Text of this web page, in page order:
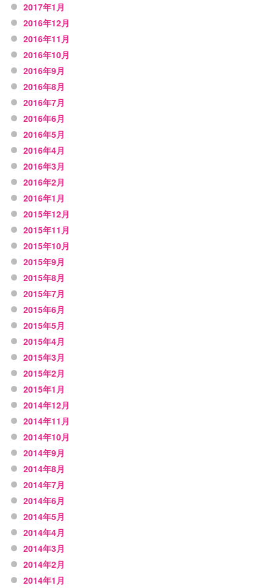
2017年1月
2016年12月
2016年11月
2016年10月
2016年9月
2016年8月
2016年7月
2016年6月
2016年5月
2016年4月
2016年3月
2016年2月
2016年1月
2015年12月
2015年11月
2015年10月
2015年9月
2015年8月
2015年7月
2015年6月
2015年5月
2015年4月
2015年3月
2015年2月
2015年1月
2014年12月
2014年11月
2014年10月
2014年9月
2014年8月
2014年7月
2014年6月
2014年5月
2014年4月
2014年3月
2014年2月
2014年1月